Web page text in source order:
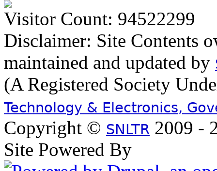
Visitor Count: 94522299
Disclaimer: Site Contents
maintained and updated by
(A Registered Society
Technology & Electronics,
Copyright © SNLTR 2009 -
Site Powered By